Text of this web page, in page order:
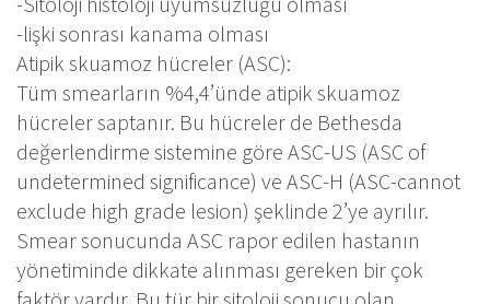
-lişki sonrası kanama olması
Atipik skuamoz hücreler (ASC):
Tüm smearların %4,4’ünde atipik skuamoz
hücreler saptanır. Bu hücreler de Bethesda
değerlendirme sistemine göre ASC-US (ASC of
undetermined significance) ve ASC-H (ASC-cannot
exclude high grade lesion) şeklinde 2’ye ayrılır.
Smear sonucunda ASC rapor edilen hastanın
yönetiminde dikkate alınması gereken bir çok